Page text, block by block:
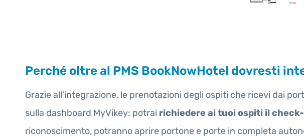
Perché oltre al PMS BookNowHotel dovresti
Grazie all’integrazione, le prenotazioni degli ospiti che ricevi dai
sulla dashboard MyVikey: potrai richiedere ai tuoi ospiti il
riconoscimento, potranno aprire portone e porte in completa